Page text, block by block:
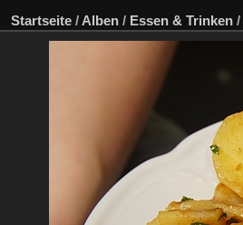
Startseite / Alben / Essen & Trinken /